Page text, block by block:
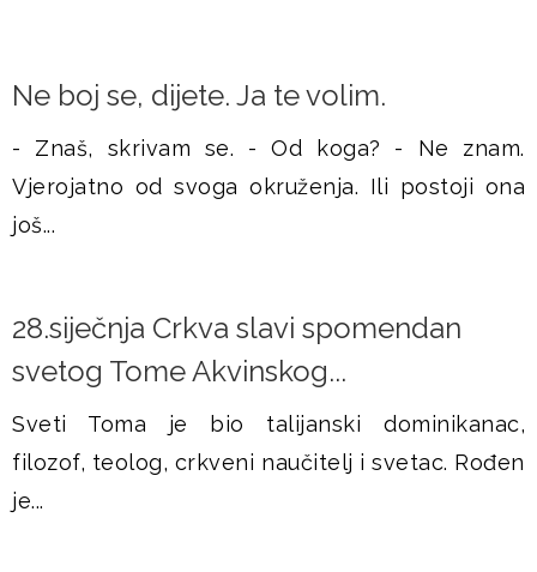
Ne boj se, dijete. Ja te volim.
- Znaš, skrivam se. - Od koga? - Ne znam.
Vjerojatno od svoga okruženja. Ili postoji ona
još...
28.siječnja Crkva slavi spomendan
svetog Tome Akvinskog...
Sveti Toma je bio talijanski dominikanac,
filozof, teolog, crkveni naučitelj i svetac. Rođen
je...